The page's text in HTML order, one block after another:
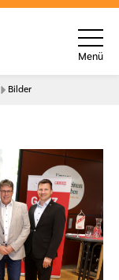
Menü
Bilder